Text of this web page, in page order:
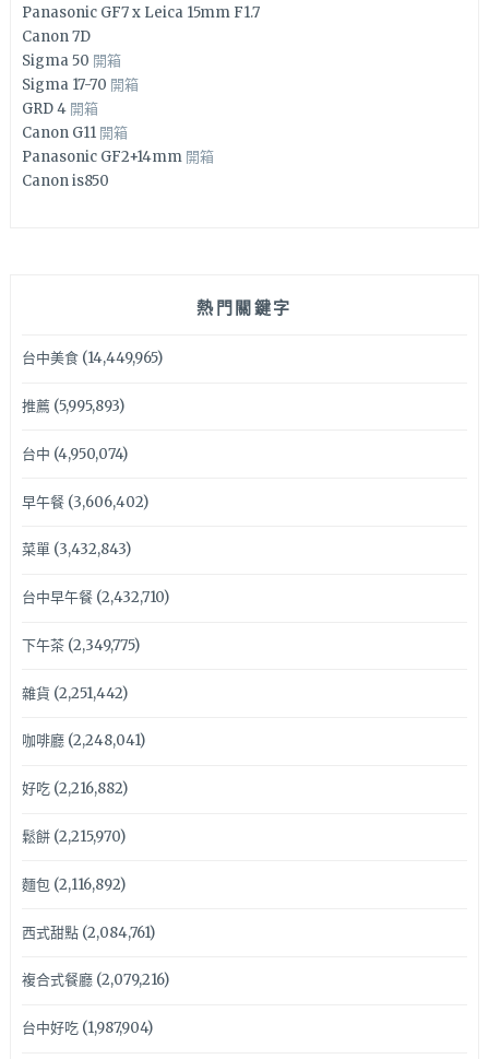
Panasonic GF7 x Leica 15mm F1.7
Canon 7D
Sigma 50 開箱
Sigma 17-70 開箱
GRD 4 開箱
Canon G11 開箱
Panasonic GF2+14mm 開箱
Canon is850
熱門關鍵字
台中美食(14,449,965)
推薦(5,995,893)
台中 (4,950,074)
早午餐(3,606,402)
菜單(3,432,843)
台中早午餐(2,432,710)
下午茶(2,349,775)
雜貨 (2,251,442)
咖啡廳(2,248,041)
好吃(2,216,882)
鬆餅(2,215,970)
麵包(2,116,892)
西式甜點(2,084,761)
複合式餐廳(2,079,216)
台中好吃(1,987,904)